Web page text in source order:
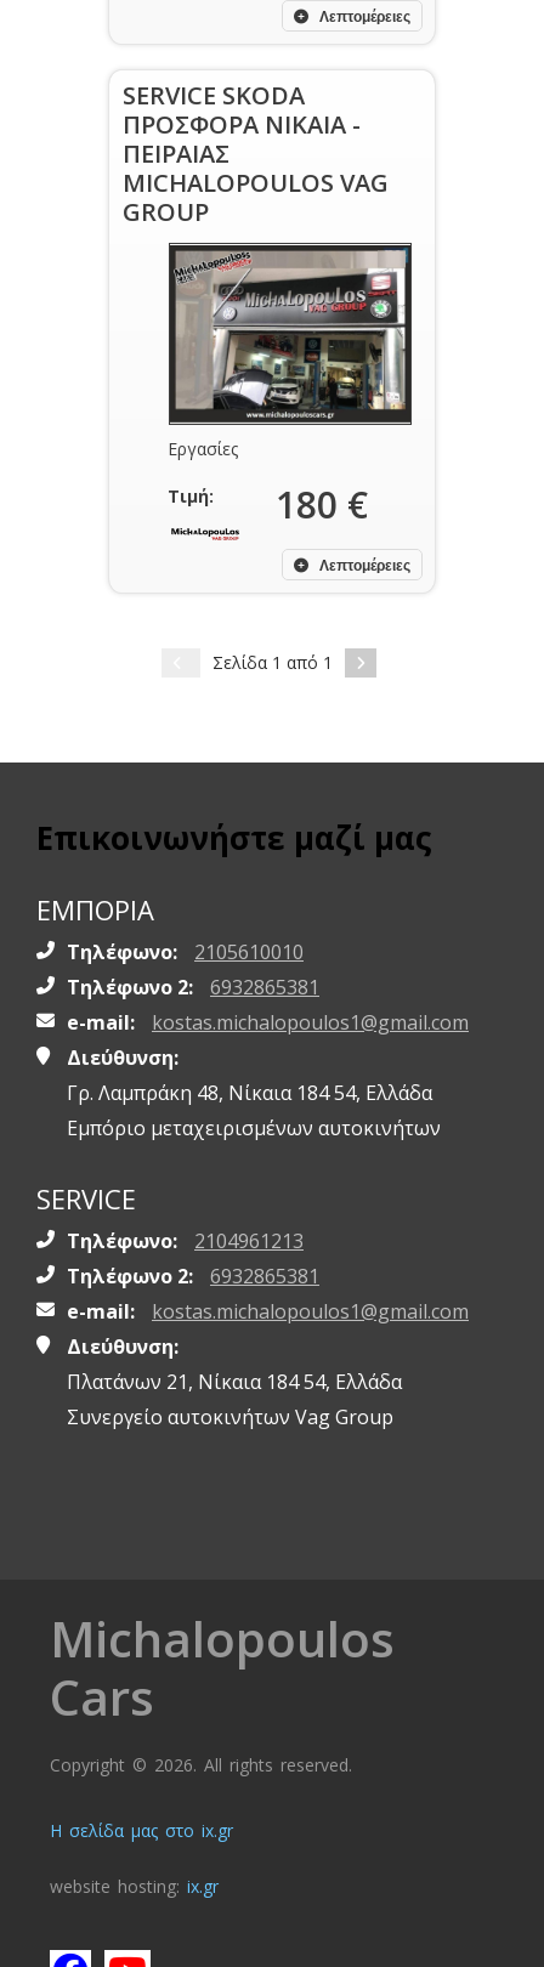
Λεπτομέρειες
SERVICE SKODA
ΠΡΟΣΦΟΡΑ ΝΙΚΑΙΑ -
ΠΕΙΡΑΙΑΣ
MICHALOPOULOS VAG
GROUP
Εργασίες
Τιμή: 180 €
Λεπτομέρειες
Σελίδα 1 από 1
Επικοινωνήστε μαζί μας
ΕΜΠΟΡΙΑ
Τηλέφωνο:
2105610010
Τηλέφωνο 2:
6932865381
e-mail:
kostas.michalopoulos1@gmail.com
Διεύθυνση:
Γρ. Λαμπράκη 48, Νίκαια 184 54, Ελλάδα
Εμπόριο μεταχειρισμένων αυτοκινήτων
SERVICE
Τηλέφωνο:
2104961213
Τηλέφωνο 2:
6932865381
e-mail:
kostas.michalopoulos1@gmail.com
Διεύθυνση:
Πλατάνων 21, Νίκαια 184 54, Ελλάδα
Συνεργείο αυτοκινήτων Vag Group
Michalopoulos
Cars
Copyright © 2026. All rights reserved.
Η σελίδα μας στο ix.gr
website hosting: ix.gr